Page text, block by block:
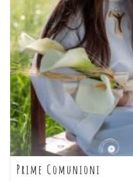
Prime Comunioni